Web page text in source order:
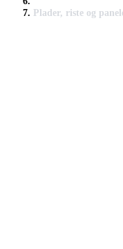
Plader, riste og